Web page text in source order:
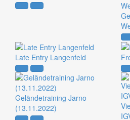
Late Entry Langenfeld
Geländetraining Jarno
(13.11.2022)